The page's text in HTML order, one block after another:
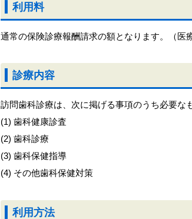
利用料
通常の保険診療報酬請求の額となります。（医
診療内容
訪問歯科診療は、次に掲げる事項のうち必要な
(1) 歯科健康診査
(2) 歯科診療
(3) 歯科保健指導
(4) その他歯科保健対策
利用方法